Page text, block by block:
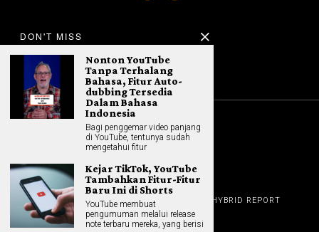
All rights reserved. Hybrid.co.id
HOME
GADGET
REVIEW
GAME NEWS AI (NEW TECH)
HYBRID REPORT
HYBRID LIFESTYLE
HOME APPLIANCES
ABOUT
CONTACT
DON'T MISS
Nonton YouTube
Tanpa Terhalang
Bahasa, Fitur Auto-
dubbing Tersedia
Dalam Bahasa
Indonesia
Bagi penggemar video panjang
di YouTube, tentunya sudah
mengetahui fitur
Kejar TikTok, YouTube
Tambahkan Fitur-Fitur
Baru Ini di Shorts
YouTube membuat
pengumuman melalui release
note terbaru mereka, yang berisi